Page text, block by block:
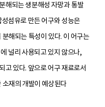
해되는 생분해성 자망과 통발
섬유로 만든 어구와 성능은
해되는 특성이 있다. 이 어구는
널리 사용되고 있지 않으나,
고 있다. 앞으로 어구 재료로서
재의 개발이 예상된다